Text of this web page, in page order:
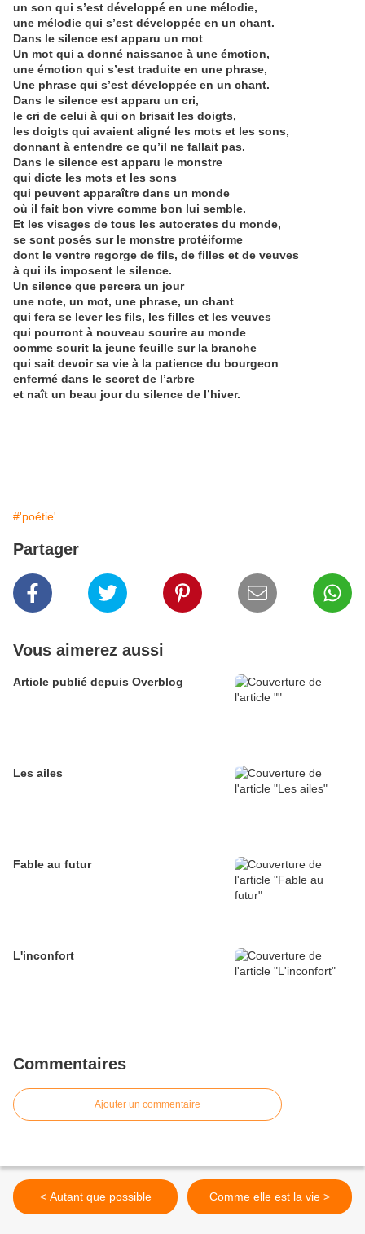
un son qui s’est développé en une mélodie,
une mélodie qui s’est développée en un chant.
Dans le silence est apparu un mot
Un mot qui a donné naissance à une émotion,
une émotion qui s’est traduite en une phrase,
Une phrase qui s’est développée en un chant.
Dans le silence est apparu un cri,
le cri de celui à qui on brisait les doigts,
les doigts qui avaient aligné les mots et les sons,
donnant à entendre ce qu’il ne fallait pas.
Dans le silence est apparu le monstre
qui dicte les mots et les sons
qui peuvent apparaître dans un monde
où il fait bon vivre comme bon lui semble.
Et les visages de tous les autocrates du monde,
se sont posés sur le monstre protéiforme
dont le ventre regorge de fils, de filles et de veuves
à qui ils imposent le silence.
Un silence que percera un jour
une note, un mot, une phrase, un chant
qui fera se lever les fils, les filles et les veuves
qui pourront à nouveau sourire au monde
comme sourit la jeune feuille sur la branche
qui sait devoir sa vie à la patience du bourgeon
enfermé dans le secret de l’arbre
et naît un beau jour du silence de l’hiver.
#'poétie'
Partager
Vous aimerez aussi
Article publié depuis Overblog
Les ailes
Fable au futur
L'inconfort
Commentaires
Ajouter un commentaire
< Autant que possible Comme elle est la vie >